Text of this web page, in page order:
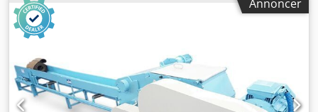
30x30mm - Sold 16/11mm - Trykskuffe - Elektronisk
autorevers - Dimensioner (L/B/H) 2600x2000x1720mm -
Vægt 2125kg FORDELE – Tysk produktion – Autorevers –
Trykskuffe – Meget god stand Dcsdpfszruh Rex Ag Ask –
Brugt flishugger Nettopris: 95.900 PLN Nettopris: 22.830
euro afhængigt af kurs, 4,2 euro (Priser kan variere ved
større udsving)
Annoncer